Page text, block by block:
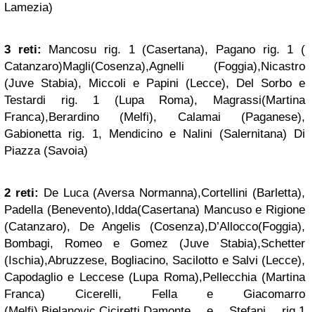
Lamezia)
3 reti: Mancosu rig. 1 (Casertana), Pagano rig. 1 (
Catanzaro)Magli(Cosenza),Agnelli (Foggia),Nicastro
(Juve Stabia), Miccoli e Papini (Lecce), Del Sorbo e
Testardi rig. 1 (Lupa Roma), Magrassi(Martina
Franca),Berardino (Melfi), Calamai (Paganese),
Gabionetta rig. 1, Mendicino e Nalini (Salernitana) Di
Piazza (Savoia)
2 reti: De Luca (Aversa Normanna),Cortellini (Barletta),
Padella (Benevento),Idda(Casertana) Mancuso e Rigione
(Catanzaro), De Angelis (Cosenza),D’Allocco(Foggia),
Bombagi, Romeo e Gomez (Juve Stabia),Schetter
(Ischia),Abruzzese, Bogliacino, Sacilotto e Salvi (Lecce),
Capodaglio e Leccese (Lupa Roma),Pellecchia (Martina
Franca) Cicerelli, Fella e Giacomarro